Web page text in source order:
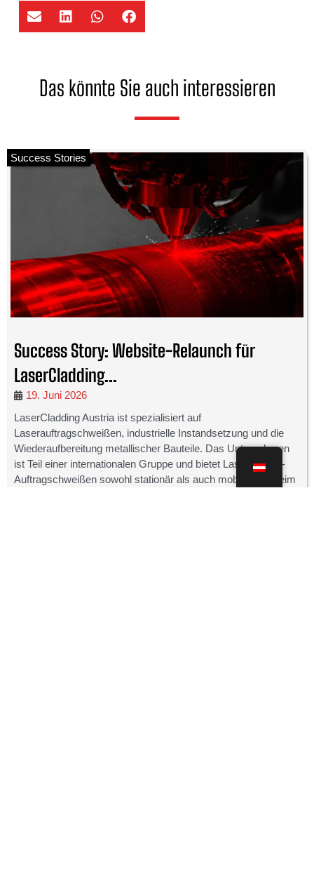
Das könnte Sie auch interessieren
Success Stories
Success Story: Website-Relaunch für
LaserCladding...
19. Juni 2026
LaserCladding Austria ist spezialisiert auf
Laserauftragschweißen, industrielle Instandsetzung und die
Wiederaufbereitung metallischer Bauteile. Das Unternehmen
ist Teil einer internationalen Gruppe und bietet Laser-Pulver-
Auftragschweißen sowohl stationär als auch mobil direkt beim